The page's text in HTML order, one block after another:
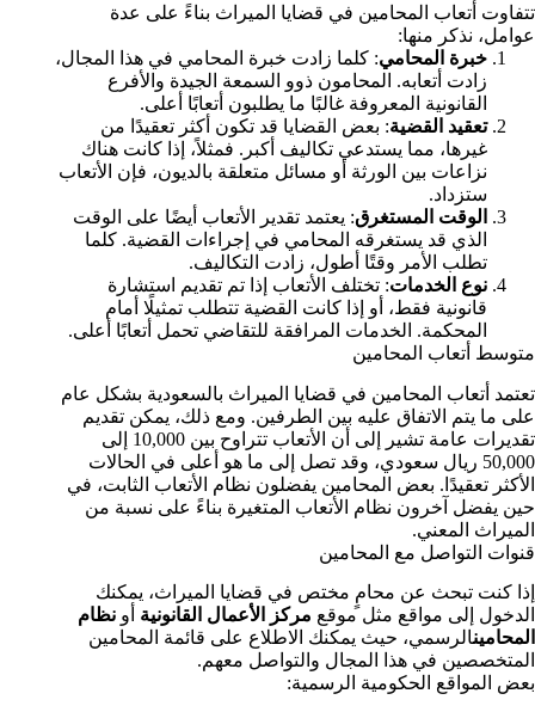
تتفاوت أتعاب المحامين في قضايا الميراث بناءً على عدة
عوامل، نذكر منها:
خبرة المحامي: كلما زادت خبرة المحامي في هذا المجال،
زادت أتعابه. المحامون ذوو السمعة الجيدة والأفرع
القانونية المعروفة غالبًا ما يطلبون أتعابًا أعلى.
تعقيد القضية: بعض القضايا قد تكون أكثر تعقيدًا من
غيرها، مما يستدعي تكاليف أكبر. فمثلاً، إذا كانت هناك
نزاعات بين الورثة أو مسائل متعلقة بالديون، فإن الأتعاب
ستزداد.
الوقت المستغرق: يعتمد تقدير الأتعاب أيضًا على الوقت
الذي قد يستغرقه المحامي في إجراءات القضية. كلما
تطلب الأمر وقتًا أطول، زادت التكاليف.
نوع الخدمات: تختلف الأتعاب إذا تم تقديم استشارة
قانونية فقط، أو إذا كانت القضية تتطلب تمثيلًا أمام
المحكمة. الخدمات المرافقة للتقاضي تحمل أتعابًا أعلى.
متوسط أتعاب المحامين
تعتمد أتعاب المحامين في قضايا الميراث بالسعودية بشكل عام
على ما يتم الاتفاق عليه بين الطرفين. ومع ذلك، يمكن تقديم
تقديرات عامة تشير إلى أن الأتعاب تتراوح بين 10,000 إلى
50,000 ريال سعودي، وقد تصل إلى ما هو أعلى في الحالات
الأكثر تعقيدًا. بعض المحامين يفضلون نظام الأتعاب الثابت، في
حين يفضل آخرون نظام الأتعاب المتغيرة بناءً على نسبة من
الميراث المعني.
قنوات التواصل مع المحامين
إذا كنت تبحث عن محامٍ مختص في قضايا الميراث، يمكنك
الدخول إلى مواقع مثل موقع مركز الأعمال القانونية أو نظام
المحامينالرسمي، حيث يمكنك الاطلاع على قائمة المحامين
المتخصصين في هذا المجال والتواصل معهم.
بعض المواقع الحكومية الرسمية: